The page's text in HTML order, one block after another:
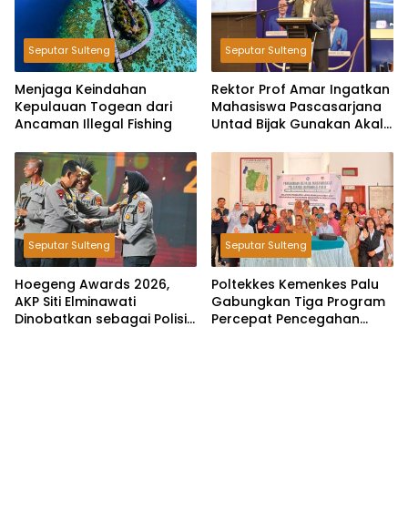
Seputar Sulteng
Menjaga Keindahan
Kepulauan Togean dari
Ancaman Illegal Fishing
Seputar Sulteng
Rektor Prof Amar Ingatkan
Mahasiswa Pascasarjana
Untad Bijak Gunakan Akal
Seputar Sulteng
Hoegeng Awards 2026,
AKP Siti Elminawati
Dinobatkan sebagai Polisi
Seputar Sulteng
Poltekkes Kemenkes Palu
Gabungkan Tiga Program
Percepat Pencegahan